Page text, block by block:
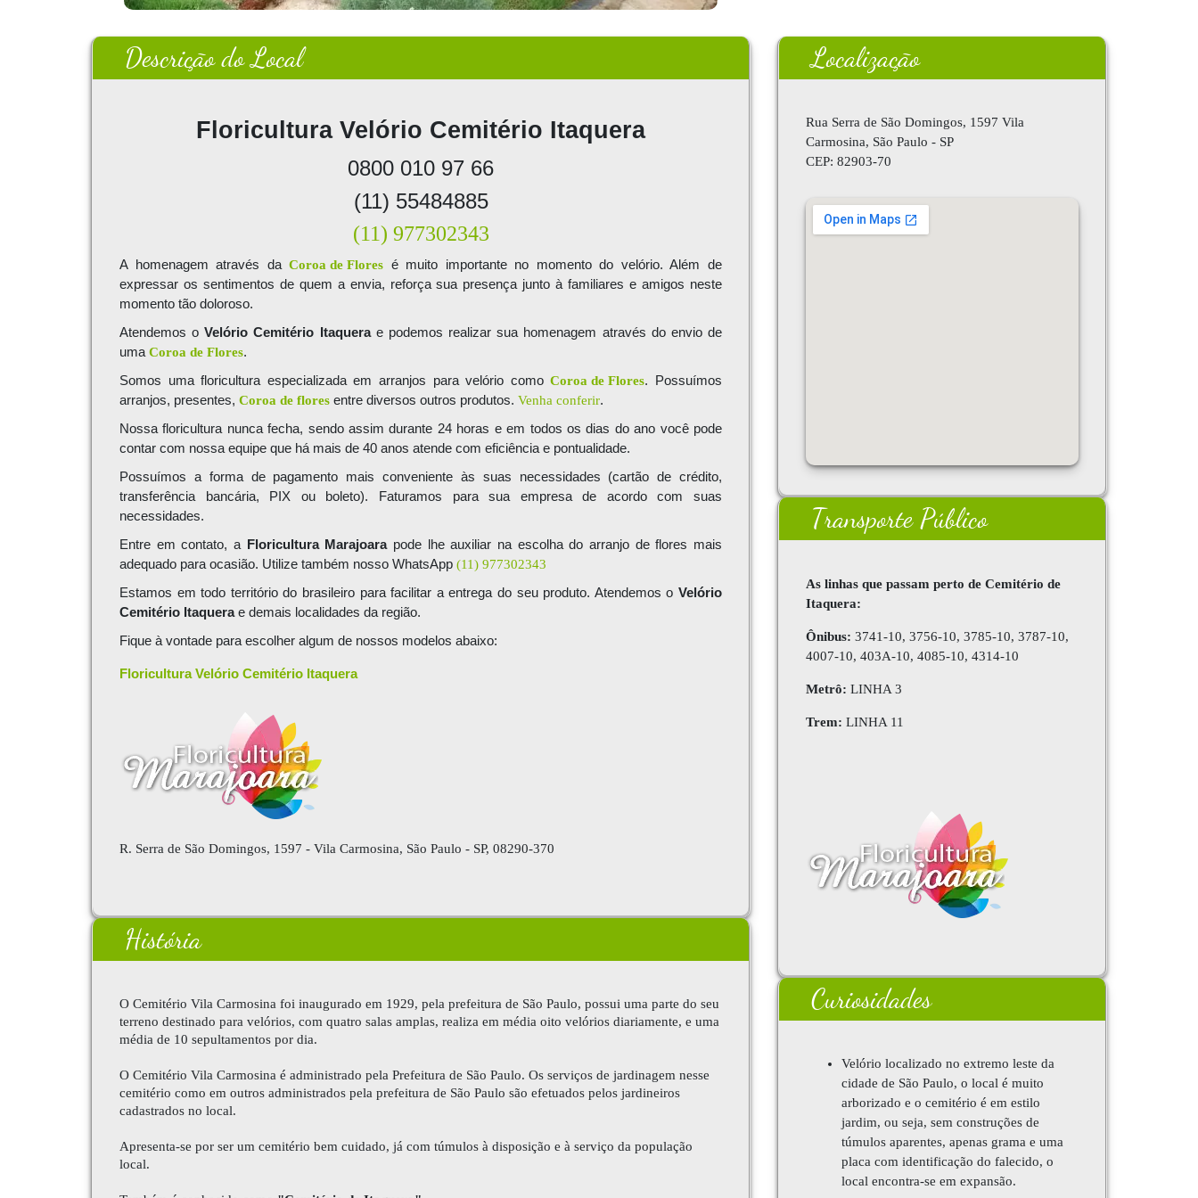
Descrição do Local
Floricultura Velório Cemitério Itaquera
0800 010 97 66
(11) 55484885
(11) 977302343
A homenagem através daCoroa de Flores é muito importante no momento do velório. Além de
expressar os sentimentos de quem a envia, reforça sua presença junto à familiares e amigos neste
momento tão doloroso.
Atendemos oVelório Cemitério Itaquerae podemos realizar sua homenagem através do envio de
uma Coroa de Flores.
Somos uma floricultura especializada em arranjos para velório comoCoroa de Flores. Possuímos
arranjos, presentes, Coroa de flores entre diversos outros produtos. Venha conferir.
Nossa floricultura nunca fecha, sendo assim durante 24 horas e em todos os dias do ano você pode
contar com nossa equipe que há mais de 40 anos atende com eficiência e pontualidade.
Possuímos a forma de pagamento mais conveniente às suas necessidades (cartão de crédito,
transferência bancária, PIX ou boleto). Faturamos para sua empresa de acordo com suas
necessidades.
Entre em contato, a Floricultura Marajoarapode lhe auxiliar na escolha do arranjo de flores mais
adequado para ocasião. Utilize também nosso WhatsApp (11) 977302343
Estamos em todo território do brasileiro para facilitar a entrega do seu produto. Atendemos o Velório
Cemitério Itaquerae demais localidades da região.
Fique à vontade para escolher algum de nossos modelos abaixo:
FloriculturaVelório Cemitério Itaquera
R. Serra de São Domingos, 1597 - Vila Carmosina, São Paulo - SP, 08290-370
História
O Cemitério Vila Carmosina foi inaugurado em 1929, pela prefeitura de São Paulo, possui uma parte do seu
terreno destinado para velórios, com quatro salas amplas, realiza em média oito velórios diariamente, e uma
média de 10 sepultamentos por dia.
O Cemitério Vila Carmosina é administrado pela Prefeitura de São Paulo. Os serviços de jardinagem nesse
cemitério como em outros administrados pela prefeitura de São Paulo são efetuados pelos jardineiros
cadastrados no local.
Apresenta-se por ser um cemitério bem cuidado, já com túmulos à disposição e à serviço da população
local.
Localização
Rua Serra de São Domingos, 1597 Vila
Carmosina, São Paulo - SP
CEP: 82903-70
Transporte Público
As linhas que passam perto de Cemitério de
Itaquera:
Ônibus: 3741-10, 3756-10, 3785-10, 3787-10,
4007-10, 403A-10, 4085-10, 4314-10
Metrô: LINHA 3
Trem: LINHA 11
Curiosidades
Velório localizado no extremo leste da
cidade de São Paulo, o local é muito
arborizado e o cemitério é em estilo
jardim, ou seja, sem construções de
túmulos aparentes, apenas grama e uma
placa com identificação do falecido, o
local encontra-se em expansão.